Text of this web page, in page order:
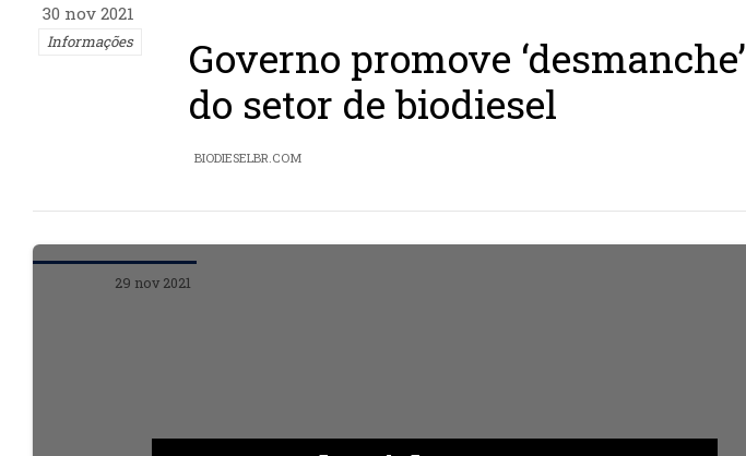
30 nov 2021
Informações
Governo promove ‘desmanche’
do setor de biodiesel
BIODIESELBR.COM
29 nov 2021